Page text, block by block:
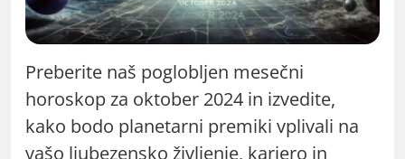
Preberite naš poglobljen mesečni
horoskop za oktober 2024 in izvedite,
kako bodo planetarni premiki vplivali na
vašo ljubezensko življenje, kariero in